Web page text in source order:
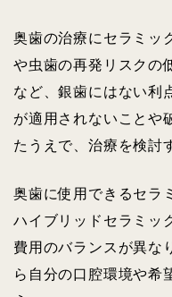
奥歯の治療にセラミッ
や虫歯の再発リスクの
など、銀歯にはない利
が適用されないことや
たうえで、治療を検討
奥歯に使用できるセラ
ハイブリッドセラミッ
費用のバランスが異な
ら自分の口腔環境や希